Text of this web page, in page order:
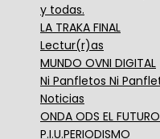
y todas.
LA TRAKA FINAL
Lectur(r)as
MUNDO OVNI DIGITAL
Ni Panfletos Ni
Noticias
ONDA ODS EL
P.I.U.PERIODISMO